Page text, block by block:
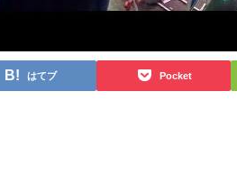
はてブ Pocket